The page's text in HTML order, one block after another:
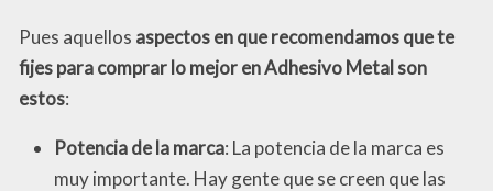
Pues aquellos aspectos en que recomendamos que te
fijes para comprar lo mejor en Adhesivo Metal son
estos:
Potencia de la marca: La potencia de la marca es
muy importante. Hay gente que se creen que las